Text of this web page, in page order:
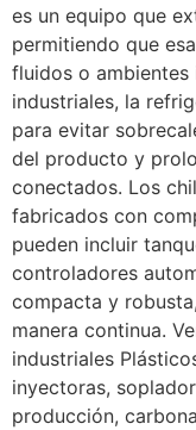
es un equipo que
permitiendo que
fluidos o ambientes
industriales, la
para evitar
del producto y
conectados. Los
fabricados con
pueden incluir
controladores
compacta y
manera continua.
industriales
inyectoras,
producción,